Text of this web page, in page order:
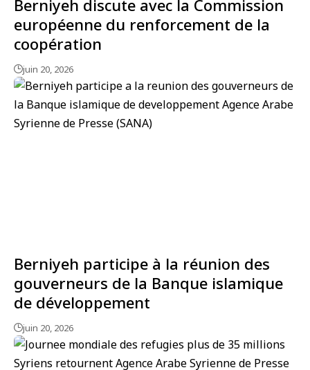
Berniyeh discute avec la Commission
européenne du renforcement de la
coopération
juin 20, 2026
Berniyeh participe à la réunion des
gouverneurs de la Banque islamique
de développement
juin 20, 2026